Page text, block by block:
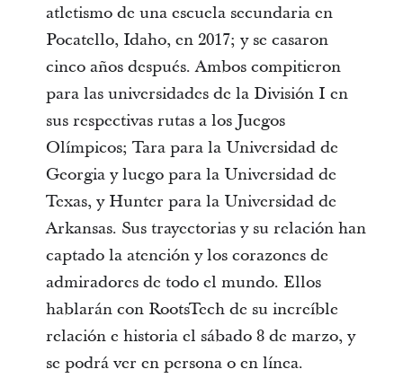
atletismo de una escuela secundaria en
Pocatello, Idaho, en 2017; y se casaron
cinco años después. Ambos compitieron
para las universidades de la División I en
sus respectivas rutas a los Juegos
Olímpicos; Tara para la Universidad de
Georgia y luego para la Universidad de
Texas, y Hunter para la Universidad de
Arkansas. Sus trayectorias y su relación han
captado la atención y los corazones de
admiradores de todo el mundo. Ellos
hablarán con RootsTech de su increíble
relación e historia el sábado 8 de marzo, y
se podrá ver en persona o en línea.